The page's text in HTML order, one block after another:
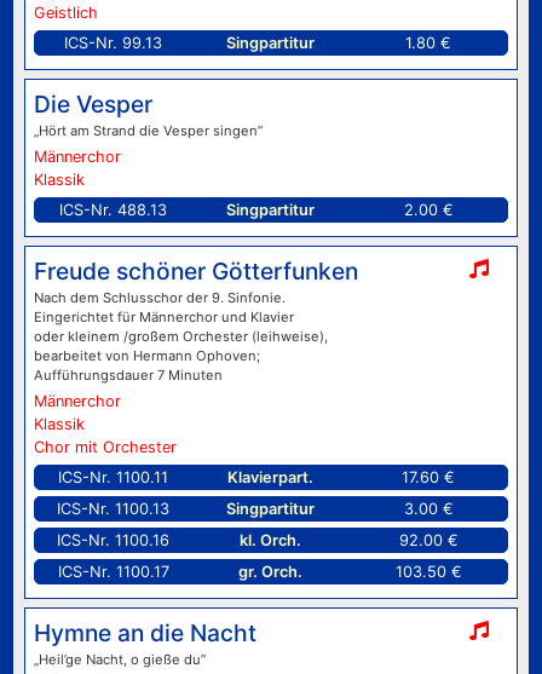
Geistlich
ICS-Nr. 99.13
Singpartitur 1.80 €
Die Vesper
„Hört am Strand die Vesper singen”
Männerchor
Klassik
ICS-Nr. 488.13
Singpartitur 2.00 €
Freude schöner Götterfunken
Nach dem Schlusschor der 9. Sinfonie.
Eingerichtet für Männerchor und Klavier
oder kleinem /großem Orchester (leihweise),
bearbeitet von Hermann Ophoven;
Aufführungsdauer 7 Minuten
Männerchor
Klassik
Chor mit Orchester
ICS-Nr. 1100.11
Klavierpart.
17.60 €
ICS-Nr. 1100.13
Singpartitur
3.00 €
ICS-Nr. 1100.16
kl. Orch.
92.00 €
ICS-Nr. 1100.17
gr. Orch. 103.50 €
Hymne an die Nacht
„Heil’ge Nacht, o gieße du”